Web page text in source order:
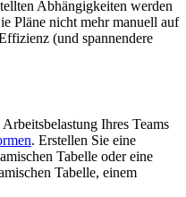
Abhängigkeiten werden
Pläne nicht mehr manuell auf
(und spannendere
Ihres Teams
. Erstellen Sie eine
Tabelle oder eine
Tabelle, einem